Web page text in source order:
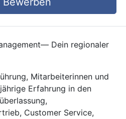
Dein regionaler
Mitarbeiterinnen und
Erfahrung in den
Customer Service,